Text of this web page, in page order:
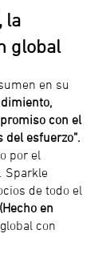
la
global
en su
con el
del esfuerzo”.
por el
Sparkle
de todo el
en
con